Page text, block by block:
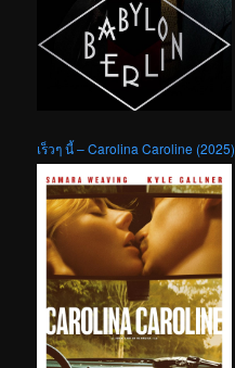
เร็วๆ นี้ – Carolina Caroline (2025)